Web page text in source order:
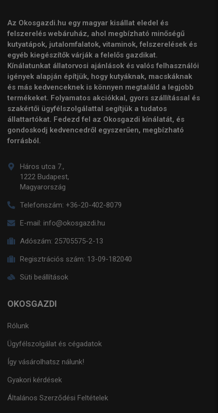
Az Okosgazdi.hu egy magyar kisállat eledel és
felszerelés webáruház, ahol megbízható minőségű
kutyatápok, jutalomfalatok, vitaminok, felszerelések és
egyéb kiegészítők várják a felelős gazdikat.
Kínálatunkat állatorvosi ajánlások és valós felhasználói
igények alapján építjük, hogy kutyáknak, macskáknak
és más kedvenceknek is könnyen megtaláld a legjobb
termékeket. Folyamatos akciókkal, gyors szállítással és
szakértői ügyfélszolgálattal segítjük a tudatos
állattartókat. Fedezd fel az Okosgazdi kínálatát, és
gondoskodj kedvencedről egyszerűen, megbízható
forrásból.
Háros utca 7.,
1222 Budapest,
Magyarország
Telefonszám: +36-20-402-8079
E-mail: info@okosgazdi.hu
Adószám: 25705575-2-13
Regisztrációs szám: 13-09-182040
Süti beállítások
OKOSGAZDI
Rólunk
Ügyfélszolgálat és cégadatok
Így vásárolhatsz nálunk!
Gyakori kérdések
Általános Szerződési Feltételek